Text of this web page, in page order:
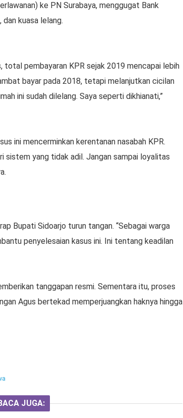
ke PN Surabaya, menggugat Bank
kuasa lelang.
total pembayaran KPR sejak 2019 mencapai lebih
bayar pada 2018, tetapi melanjutkan cicilan
ini sudah dilelang. Saya seperti dikhianati,”
ini mencerminkan kerentanan nasabah KPR.
sistem yang tidak adil. Jangan sampai loyalitas
Bupati Sidoarjo turun tangan. “Sebagai warga
penyelesaian kasus ini. Ini tentang keadilan
tanggapan resmi. Sementara itu, proses
Agus bertekad memperjuangkan haknya hingga
JUGA: